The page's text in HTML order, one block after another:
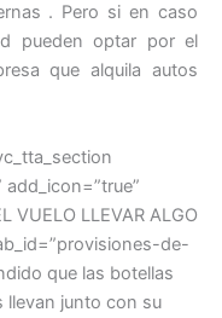
. Pero si en caso
pueden optar por el
que alquila autos
VUELO LLEVAR ALGO
de-
que las botellas
llevan junto con su